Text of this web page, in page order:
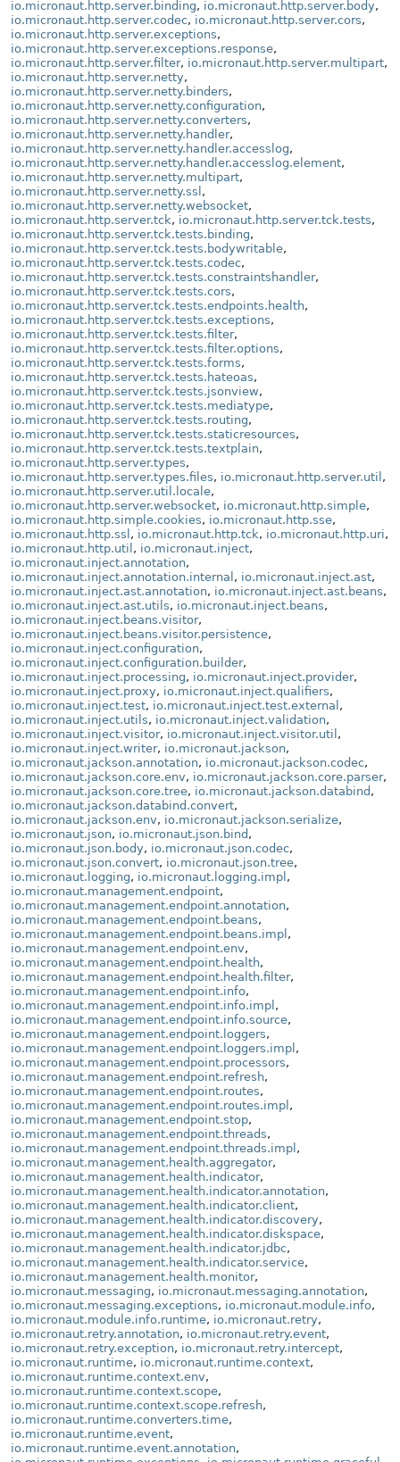
io.micronaut.http.server.binding, io.micronaut.http.server.body,
io.micronaut.http.server.codec, io.micronaut.http.server.cors,
io.micronaut.http.server.exceptions,
io.micronaut.http.server.exceptions.response,
io.micronaut.http.server.filter, io.micronaut.http.server.multipart,
io.micronaut.http.server.netty,
io.micronaut.http.server.netty.binders,
io.micronaut.http.server.netty.configuration,
io.micronaut.http.server.netty.converters,
io.micronaut.http.server.netty.handler,
io.micronaut.http.server.netty.handler.accesslog,
io.micronaut.http.server.netty.handler.accesslog.element,
io.micronaut.http.server.netty.multipart,
io.micronaut.http.server.netty.ssl ,
io.micronaut.http.server.netty.websocket,
io.micronaut.http.server.tck, io.micronaut.http.server.tck.tests,
io.micronaut.http.server.tck.tests.binding,
io.micronaut.http.server.tck.tests.bodywritable,
io.micronaut.http.server.tck.tests.codec,
io.micronaut.http.server.tck.tests.constraintshandler,
io.micronaut.http.server.tck.tests.cors,
io.micronaut.http.server.tck.tests.endpoints.health,
io.micronaut.http.server.tck.tests.exceptions,
io.micronaut.http.server.tck.tests.filter,
io.micronaut.http.server.tck.tests.filter.options,
io.micronaut.http.server.tck.tests.forms,
io.micronaut.http.server.tck.tests.hateoas,
io.micronaut.http.server.tck.tests.jsonview,
io.micronaut.http.server.tck.tests.mediatype,
io.micronaut.http.server.tck.tests.routing,
io.micronaut.http.server.tck.tests.staticresources,
io.micronaut.http.server.tck.tests.textplain,
io.micronaut.http.server.types,
io.micronaut.http.server.types.files, io.micronaut.http.server.util ,
io.micronaut.http.server.util.locale,
io.micronaut.http.server.websocket, io.micronaut.http.simple,
io.micronaut.http.simple.cookies, io.micronaut.http.sse,
io.micronaut.http.ssl , io.micronaut.http.tck, io.micronaut.http.uri,
io.micronaut.http.util , io.micronaut.inject,
io.micronaut.inject.annotation,
io.micronaut.inject.annotation.internal , io.micronaut.inject.ast,
io.micronaut.inject.ast.annotation, io.micronaut.inject.ast.beans,
io.micronaut.inject.ast.utils, io.micronaut.inject.beans,
io.micronaut.inject.beans.visitor,
io.micronaut.inject.beans.visitor.persistence,
io.micronaut.inject.configuration,
io.micronaut.inject.configuration.builder,
io.micronaut.inject.processing, io.micronaut.inject.provider,
io.micronaut.inject.proxy, io.micronaut.inject.qualifiers,
io.micronaut.inject.test, io.micronaut.inject.test.external ,
io.micronaut.inject.utils, io.micronaut.inject.validation,
io.micronaut.inject.visitor, io.micronaut.inject.visitor.util ,
io.micronaut.inject.writer, io.micronaut.jackson,
io.micronaut.jackson.annotation, io.micronaut.jackson.codec,
io.micronaut.jackson.core.env, io.micronaut.jackson.core.parser,
io.micronaut.jackson.core.tree, io.micronaut.jackson.databind ,
io.micronaut.jackson.databind.convert,
io.micronaut.jackson.env, io.micronaut.jackson.serialize,
io.micronaut.json, io.micronaut.json.bind ,
io.micronaut.json.body, io.micronaut.json.codec,
io.micronaut.json.convert, io.micronaut.json.tree,
io.micronaut.logging, io.micronaut.logging.impl ,
io.micronaut.management.endpoint,
io.micronaut.management.endpoint.annotation,
io.micronaut.management.endpoint.beans,
io.micronaut.management.endpoint.beans.impl ,
io.micronaut.management.endpoint.env,
io.micronaut.management.endpoint.health,
io.micronaut.management.endpoint.health.filter,
io.micronaut.management.endpoint.info,
io.micronaut.management.endpoint.info.impl ,
io.micronaut.management.endpoint.info.source,
io.micronaut.management.endpoint.loggers,
io.micronaut.management.endpoint.loggers.impl ,
io.micronaut.management.endpoint.processors,
io.micronaut.management.endpoint.refresh,
io.micronaut.management.endpoint.routes,
io.micronaut.management.endpoint.routes.impl ,
io.micronaut.management.endpoint.stop,
io.micronaut.management.endpoint.threads,
io.micronaut.management.endpoint.threads.impl ,
io.micronaut.management.health.aggregator,
io.micronaut.management.health.indicator,
io.micronaut.management.health.indicator.annotation,
io.micronaut.management.health.indicator.client,
io.micronaut.management.health.indicator.discovery,
io.micronaut.management.health.indicator.diskspace,
io.micronaut.management.health.indicator.jdbc,
io.micronaut.management.health.indicator.service,
io.micronaut.management.health.monitor,
io.micronaut.messaging, io.micronaut.messaging.annotation,
io.micronaut.messaging.exceptions, io.micronaut.module.info,
io.micronaut.module.info.runtime, io.micronaut.retry,
io.micronaut.retry.annotation, io.micronaut.retry.event,
io.micronaut.retry.exception, io.micronaut.retry.intercept,
io.micronaut.runtime, io.micronaut.runtime.context,
io.micronaut.runtime.context.env,
io.micronaut.runtime.context.scope,
io.micronaut.runtime.context.scope.refresh,
io.micronaut.runtime.converters.time,
io.micronaut.runtime.event,
io.micronaut.runtime.event.annotation,